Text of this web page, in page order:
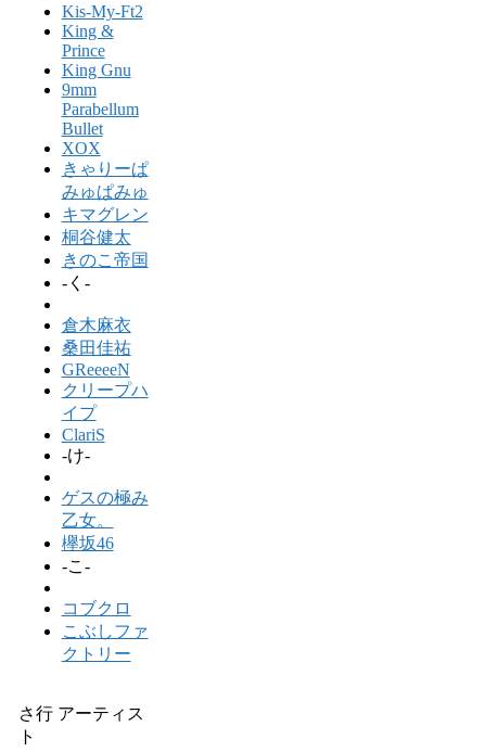
Kis-My-Ft2
King &
Prince
King Gnu
9mm
Parabellum
Bullet
XOX
きゃりーぱ
みゅぱみゅ
キマグレン
桐谷健太
きのこ帝国
-く-
倉木麻衣
桑田佳祐
GReeeeN
クリープハ
イプ
ClariS
-け-
ゲスの極み
乙女。
欅坂46
-こ-
コブクロ
こぶしファ
クトリー
さ行 アーティス
ト